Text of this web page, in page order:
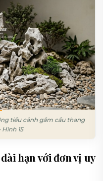
tiểu cảnh gầm cầu thang
15
hạn với đơn vị uy